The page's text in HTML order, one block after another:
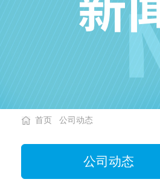
首页 公司动态
公司动态